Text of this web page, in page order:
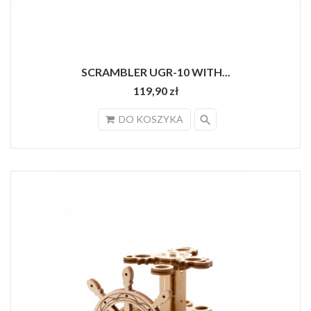
SCRAMBLER UGR-10 WITH...
119,90 zł
DO KOSZYKA search